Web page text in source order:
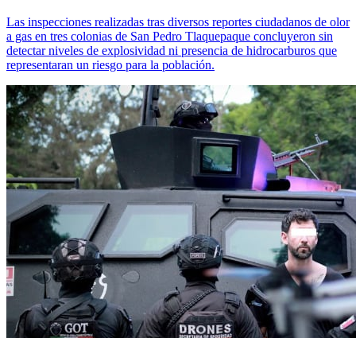
Las inspecciones realizadas tras diversos reportes ciudadanos de olor
a gas en tres colonias de San Pedro Tlaquepaque concluyeron sin
detectar niveles de explosividad ni presencia de hidrocarburos que
representaran un riesgo para la población.